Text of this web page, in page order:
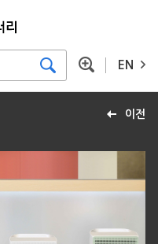
EN
이전